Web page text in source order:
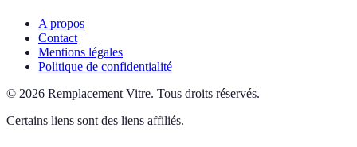
A propos
Contact
Mentions légales
Politique de confidentialité
© 2026 Remplacement Vitre. Tous droits réservés.
Certains liens sont des liens affiliés.